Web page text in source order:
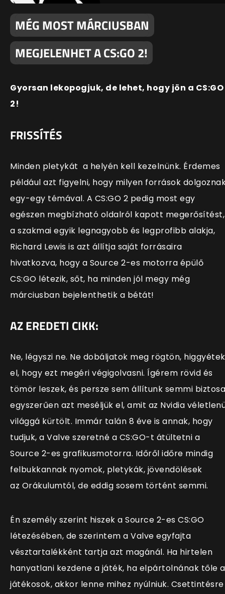
MÉG MOST MÁRCIUSBAN
MEGJELENHET A CS:GO 2!
Gyorsan lekopogjuk, de lehet, hogy jön a CS:GO
2!
FRISSÍTÉS
Minden pletykát a helyén kell kezelnünk. Érdemes
például azt figyelni, hogy milyen források
egy-egy témával. A CS:GO 2 pedig most egy
egészen megbízható oldalról kapott megerősítést,
a szakmai egyik legnagyobb és legprofibb alakja,
Richard Lewis is azt állítja saját forrásaira
hivatkozva, hogy a Source 2-es motorra épülő
CS:GO létezik, sőt, ha minden jól megy még
márciusban bejelenthetik a bétát!
AZ EREDETI CIKK:
Ne, légyszi ne. Ne dobáljatok meg rögtön, higgyétek
el, hogy ezt megéri végigolvasni. Ígérem rövid és
tömör leszek, és persze sem állítunk semmi
egyszerűen azt meséljük el, amit az Nvidia
világgá kürtölt. Immár talán 8 éve is annak, hogy
tudjuk, a Valve szeretné a CS:GO-t átültetni a
Source 2-es grafikusmotorra. Időről időre mindig
felbukkannak nyomok, pletykák, jövendölések
az Orákulumtól, de eddig sosem történt semmi.
Én személy szerint hiszek a Source 2-es CS:GO
létezésében, de szerintem a Valve egyfajta
vésztartalékként tartja azt magánál. Ha hirtelen
hanyatlani kezdene a játék, ha elpártolnának tőle a
játékosok, akkor lenne mihez nyúlniuk. Csettintésre